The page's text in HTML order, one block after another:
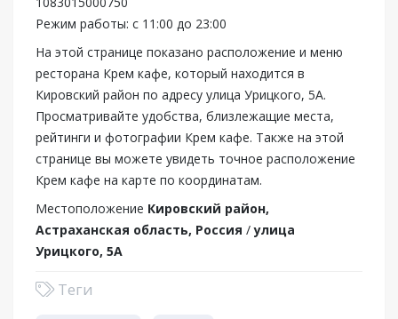
Режим работы: с 11:00 до 23:00
На этой странице показано расположение и меню
ресторана Крем кафе, который находится в
Кировский район по адресу улица Урицкого, 5А.
Просматривайте удобства, близлежащие места,
рейтинги и фотографии Крем кафе. Также на этой
странице вы можете увидеть точное расположение
Крем кафе на карте по координатам.
Местоположение Кировский район,
Астраханская область, Россия /улица
Урицкого, 5А
Теги